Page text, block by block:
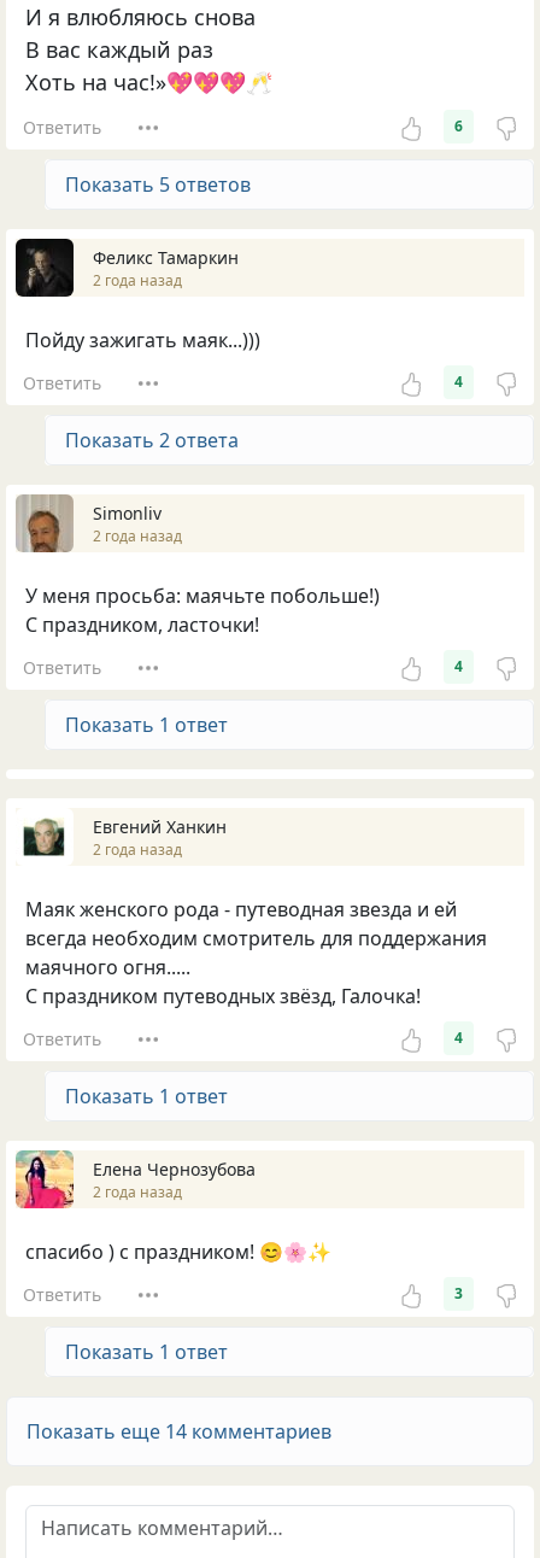
И я влюбляюсь снова
В вас каждый раз
Хоть на час!»💖💖💖🥂
Ответить 6
Показать 5 ответов
Феликс Тамаркин
2 года назад
Пойду зажигать маяк...)))
Ответить 4
Показать 2 ответа
Simonliv
2 года назад
У меня просьба: маячьте побольше!)
С праздником, ласточки!
Ответить 4
Показать 1 ответ
Евгений Ханкин
2 года назад
Маяк женского рода - путеводная звезда и ей
всегда необходим смотритель для поддержания
маячного огня.....
С праздником путеводных звёзд, Галочка!
Ответить 4
Показать 1 ответ
Елена Чернозубова
2 года назад
спасибо ) с праздником! 😊🌸✨
Ответить 3
Показать 1 ответ
Показать еще 14 комментариев